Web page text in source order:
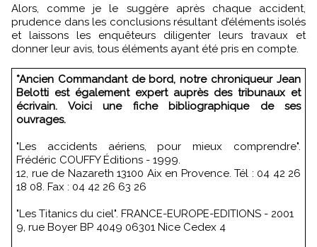
Alors, comme je le suggère après chaque accident,
prudence dans les conclusions résultant d’éléments isolés
et laissons les enquêteurs diligenter leurs travaux et
donner leur avis, tous éléments ayant été pris en compte.
*Ancien Commandant de bord, notre chroniqueur Jean
Belotti est également expert auprès des tribunaux et
écrivain. Voici une fiche bibliographique de ses
ouvrages.
"Les accidents aériens, pour mieux comprendre".
Frédéric COUFFY Éditions - 1999.
12, rue de Nazareth 13100 Aix en Provence. Tél : 04 42 26
18 08. Fax : 04 42 26 63 26
"Les Titanics du ciel". FRANCE-EUROPE-EDITIONS - 2001
9, rue Boyer BP 4049 06301 Nice Cedex 4